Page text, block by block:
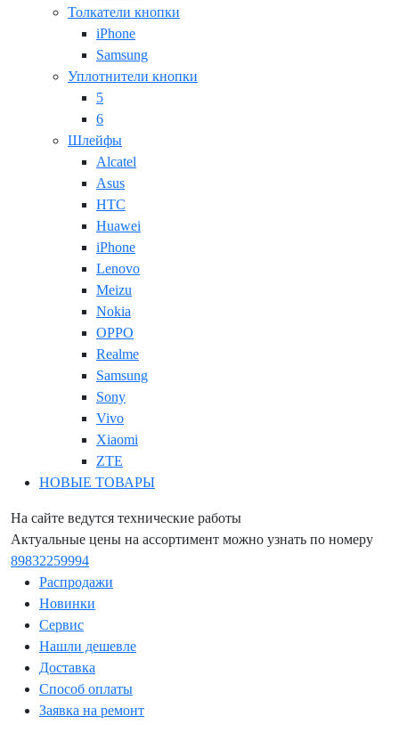
Толкатели кнопки
iPhone
Samsung
Уплотнители кнопки
5
6
Шлейфы
Alcatel
Asus
HTC
Huawei
iPhone
Lenovo
Meizu
Nokia
OPPO
Realme
Samsung
Sony
Vivo
Xiaomi
ZTE
НОВЫЕ ТОВАРЫ
На сайте ведутся технические работы
Актуальные цены на ассортимент можно узнать по номеру
89832259994
Распродажи
Новинки
Сервис
Нашли дешевле
Доставка
Способ оплаты
Заявка на ремонт